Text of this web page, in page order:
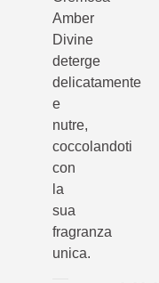
Amber
Divine
deterge
delicatamente
e
nutre,
coccolandoti
con
la
sua
fragranza
unica.